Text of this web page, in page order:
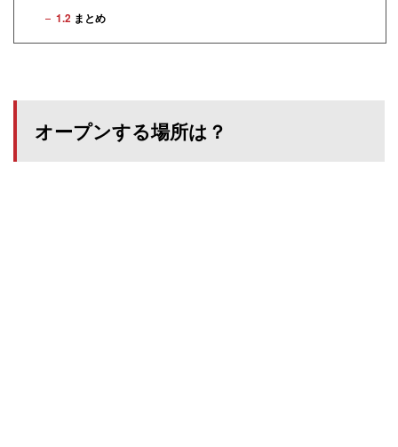
1.2 まとめ
オープンする場所は？